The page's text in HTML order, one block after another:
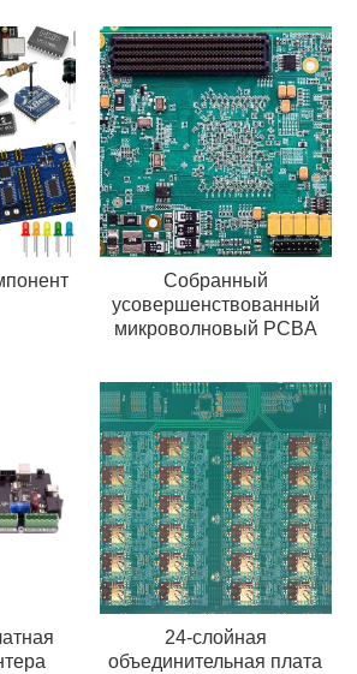
Собранный
усовершенствованный
микроволновый PCBA
24-слойная
объединительная плата